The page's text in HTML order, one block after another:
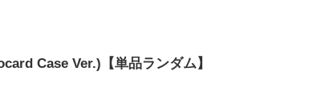
Case Ver.)【単品ランダム】